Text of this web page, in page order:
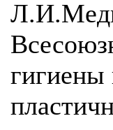
гигиены